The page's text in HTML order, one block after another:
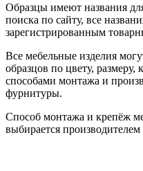
Образцы имеют названия
поиска по сайту, все
зарегистрированным
Все мебельные изделия
образцов по цвету,
способами монтажа и
фурнитуры.
Способ монтажа и крепёж
выбирается